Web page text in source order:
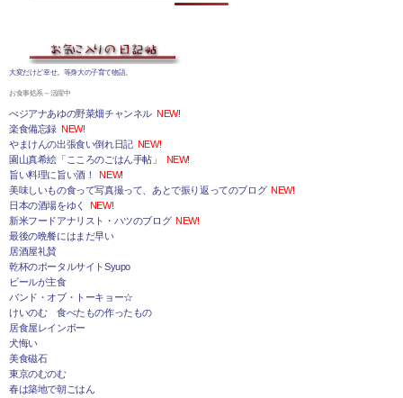
大変だけど幸せ。等身大の子育て物語。
お食事処系～活躍中
べジアナあゆの野菜畑チャンネル NEW!
楽食備忘録 NEW!
やまけんの出張食い倒れ日記 NEW!
園山真希絵「こころのごはん手帖」
NEW!
旨い料理に旨い酒！
NEW!
美味しいもの食って写真撮って、あとで振り返ってのブログ NEW!
日本の酒場をゆく
NEW!
新米フードアナリスト・ハツのブログ NEW!
最後の晩餐にはまだ早い
居酒屋礼賛
乾杯のポータルサイトSyupo
ビールが主食
バンド・オブ・トーキョー☆
けいのむ 食べたもの作ったもの
居食屋レインボー
犬悔い
美食磁石
東京のむのむ
春は築地で朝ごはん